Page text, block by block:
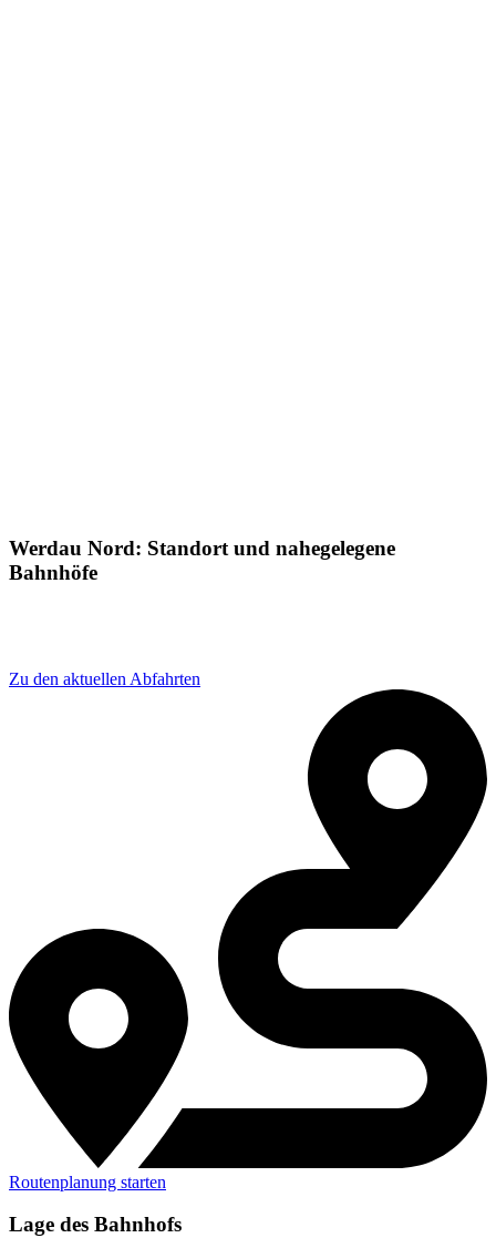
Werdau Nord: Standort und nahegelegene
Bahnhöfe
Zu den aktuellen Abfahrten
Routenplanung starten
Lage des Bahnhofs